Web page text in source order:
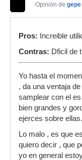
Opinión de gepe
Pros:
Increible
Contras: Dficil de
Yo hasta el
, da una ventaja
samplear con el
bien grandes y
ejerces sobre ellas.
Lo malo , es que
quiero decir , que
yo en general